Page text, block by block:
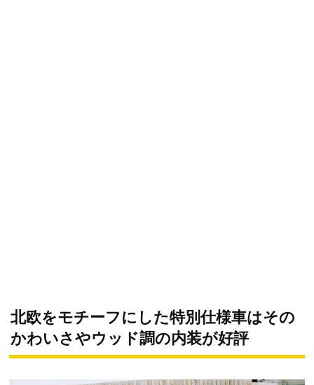
北欧をモチーフにした特別仕様車はその
かわいさやウッド調の内装が好評